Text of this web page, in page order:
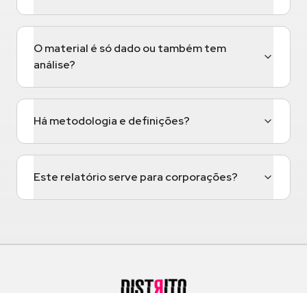
O material é só dado ou também tem
análise?
Há metodologia e definições?
Este relatório serve para corporações?